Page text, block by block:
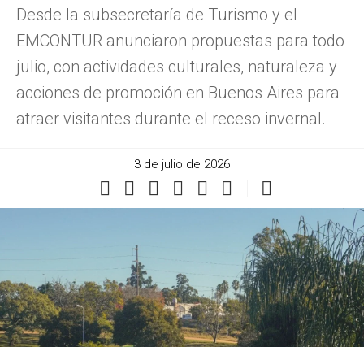
Desde la subsecretaría de Turismo y el
EMCONTUR anunciaron propuestas para todo
julio, con actividades culturales, naturaleza y
acciones de promoción en Buenos Aires para
atraer visitantes durante el receso invernal.
3 de julio de 2026